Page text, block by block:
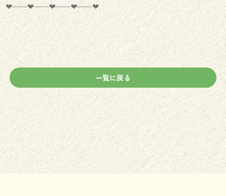
‪‪❤︎‬┈┈┈‪‪❤︎‬┈┈┈‪‪❤︎‬┈┈┈‪‪❤︎‬┈┈┈‪‪❤︎‬
一覧に戻る